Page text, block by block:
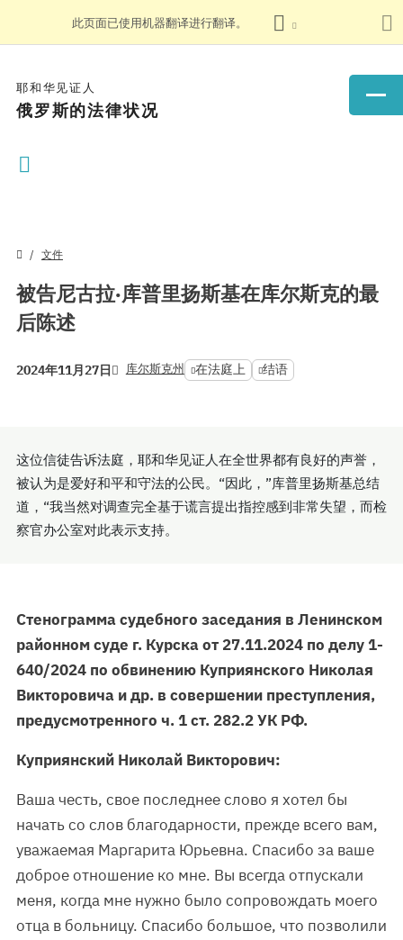
此页面已使用机器翻译进行翻译。
耶和华见证人
俄罗斯的法律状况
文件
被告尼古拉·库普里扬斯基在库尔斯克的最
后陈述
2024年11月27日 库尔斯克州 在法庭上 结语
这位信徒告诉法庭，耶和华见证人在全世界都有良好的声誉，
被认为是爱好和平和守法的公民。“因此，”库普里扬斯基总结
道，“我当然对调查完全基于谎言提出指控感到非常失望，而检
察官办公室对此表示支持。
Стенограмма судебного заседания в Ленинском
районном суде г. Курска от 27.11.2024 по делу 1-
640/2024 по обвинению Куприянского Николая
Викторовича и др. в совершении преступления,
предусмотренного ч. 1 ст. 282.2 УК РФ.
Куприянский Николай Викторович:
Ваша честь, свое последнее слово я хотел бы
начать со слов благодарности, прежде всего вам,
уважаемая Маргарита Юрьевна. Спасибо за ваше
доброе отношение ко мне. Вы всегда отпускали
меня, когда мне нужно было сопровождать моего
отца в больницу. Спасибо большое, что позволили